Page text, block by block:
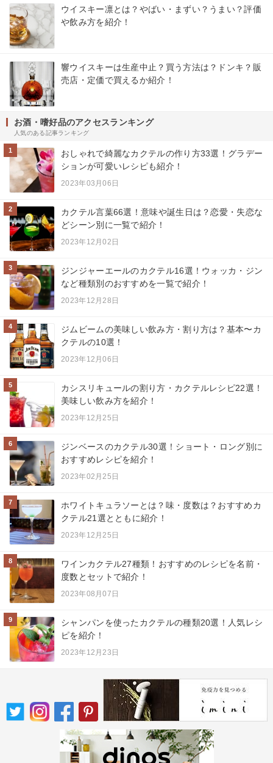
ウイスキー凛とは？やばい・まずい？うまい？評価
や飲み方を紹介！
響ウイスキーは生産中止？買う方法は？ドンキ？販
売店・定価で買えるか紹介！
お酒・嗜好品のアクセスランキング
人気のある記事ランキング
1
おしゃれで綺麗なカクテルの作り方33選！グラデー
ションが可愛いレシピも紹介！
2023年03月06日
2
カクテル言葉66選！意味や誕生日は？恋愛・失恋な
どシーン別に一覧で紹介！
2023年12月02日
3
ジンジャーエールのカクテル16選！ウォッカ・ジン
など種類別のおすすめを一覧で紹介！
2023年12月28日
4
ジムビームの美味しい飲み方・割り方は？基本〜カ
クテルの10選！
2023年12月06日
5
カシスリキュールの割り方・カクテルレシピ22選！
美味しい飲み方を紹介！
2023年12月25日
6
ジンベースのカクテル30選！ショート・ロング別に
おすすめレシピを紹介！
2023年02月25日
7
ホワイトキュラソーとは？味・度数は？おすすめカ
クテル21選とともに紹介！
2023年12月25日
8
ワインカクテル27種類！おすすめのレシピを名前・
度数とセットで紹介！
2023年08月07日
9
シャンパンを使ったカクテルの種類20選！人気レシ
ピを紹介！
2023年12月23日